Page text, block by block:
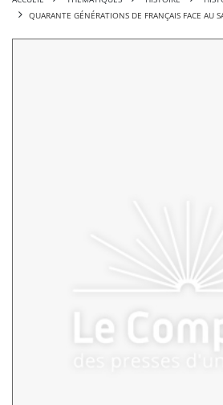
QUARANTE GÉNÉRATIONS DE FRANÇAIS FACE AU